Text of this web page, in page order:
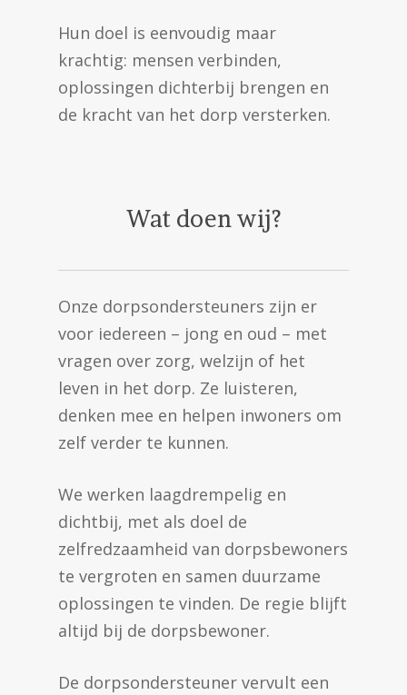
Hun doel is eenvoudig maar
krachtig: mensen verbinden,
oplossingen dichterbij brengen en
de kracht van het dorp versterken.
Wat doen wij?
Onze dorpsondersteuners zijn er
voor iedereen – jong en oud – met
vragen over zorg, welzijn of het
leven in het dorp. Ze luisteren,
denken mee en helpen inwoners om
zelf verder te kunnen.
We werken laagdrempelig en
dichtbij, met als doel de
zelfredzaamheid van dorpsbewoners
te vergroten en samen duurzame
oplossingen te vinden. De regie blijft
altijd bij de dorpsbewoner.
De dorpsondersteuner vervult een